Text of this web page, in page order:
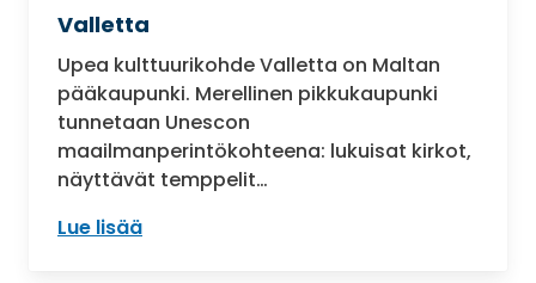
Valletta
Upea kulttuurikohde Valletta on Maltan
pääkaupunki. Merellinen pikkukaupunki
tunnetaan Unescon
maailmanperintökohteena: lukuisat kirkot,
näyttävät temppelit…
Lue lisää